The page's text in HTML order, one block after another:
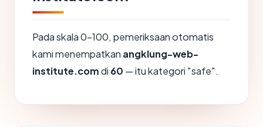
Pada skala 0-100, pemeriksaan otomatis
kami menempatkan angklung-web-
institute.comdi 60 — itu kategori "safe".